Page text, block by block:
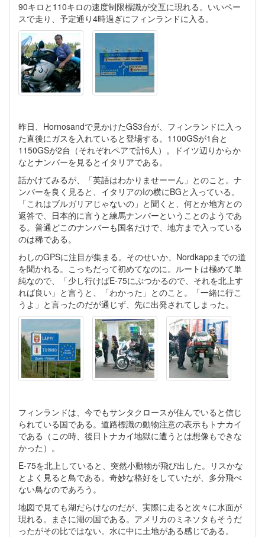
90キロと110キロの速度制限標識が交互に現れる。いいペー
スで走り、予定通り4時過ぎにフィンランドに入る。
昨日、Hornosandで見かけたGS3台が、フィンランドに入っ
た直後にガスを入れていると登場する。1100GSが1台と
1150GSが2台（それぞれペアで計6人）。ドイツ辺りからか
なとナンバーを見るとイタリアである。
話かけてみるが、「英語はわかりませーーん」とのこと。ナ
ンバーを良く見ると、イタリアのIの横にBGと入っている。
「これはブルガリアじゃないの」と聞くと、何とか地方との
返答で、日本的に言うと練馬ナンバーということのようであ
る。普通どこのナンバーも国名だけで、地方まで入っている
のは稀である。
わしのGPSに注目が集まる。そのせいか、Nordkappまでの道
を聞かれる。こっちだって初めてなのに。ルートは極めて単
純なので、「少し行けばE-75にぶつかるので、それを北上す
れば良い」と言うと、「わかった」とのこと。「一緒に行こ
うよ」と言ったのだが通じず、先に出発されてしまった。
フィンランドは、今でもサンタクロースが住んでいると信じ
られている国である。道路標識の動物注意の表示もトナカイ
である（この時、後日トナカイ地獄に遭うとは想像もできな
かった）。
E-75を北上していると、突然小動物が飛び出した。リスかな
とよく見ると鳥である。奇妙な格好をしていたが、多分飛べ
ない鳥なのであろう。
地図で見ても湖だらけなのだが、実際に走ると次々に水面が
現れる。まさに湖の国である。アメリカのミネソタもそうだ
ったがその比ではない。水に中に土地がある感じである。